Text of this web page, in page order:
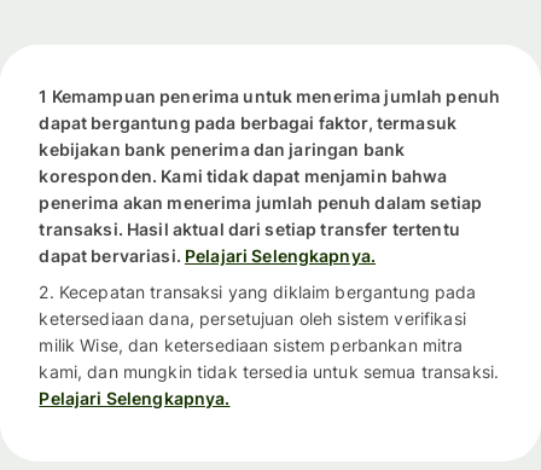
1 Kemampuan penerima untuk menerima jumlah penuh
dapat bergantung pada berbagai faktor, termasuk
kebijakan bank penerima dan jaringan bank
koresponden. Kami tidak dapat menjamin bahwa
penerima akan menerima jumlah penuh dalam setiap
transaksi. Hasil aktual dari setiap transfer tertentu
dapat bervariasi. Pelajari Selengkapnya.
2. Kecepatan transaksi yang diklaim bergantung pada
ketersediaan dana, persetujuan oleh sistem verifikasi
milik Wise, dan ketersediaan sistem perbankan mitra
kami, dan mungkin tidak tersedia untuk semua transaksi.
Pelajari Selengkapnya.